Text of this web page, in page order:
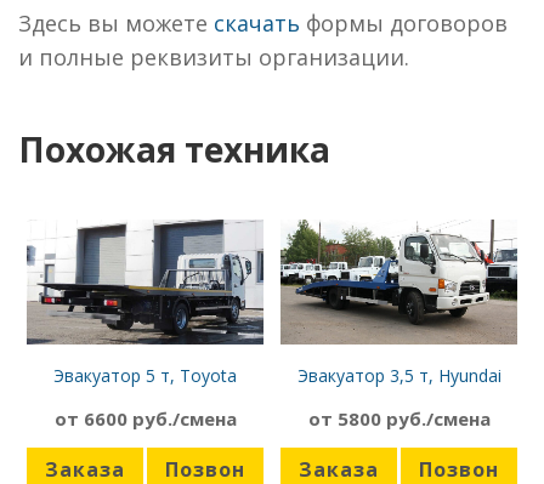
Здесь вы можете скачать формы договоров
и полные реквизиты организации.
Похожая техника
Эвакуатор 5 т, Toyota
от 6600 руб./смена
Заказа
Позвон
Эвакуатор 3,5 т, Hyundai
от 5800 руб./смена
Заказа
Позвон